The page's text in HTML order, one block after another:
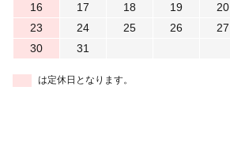
16
17 18 19 20
23
24 25 26 27
30
31
は定休日となります。